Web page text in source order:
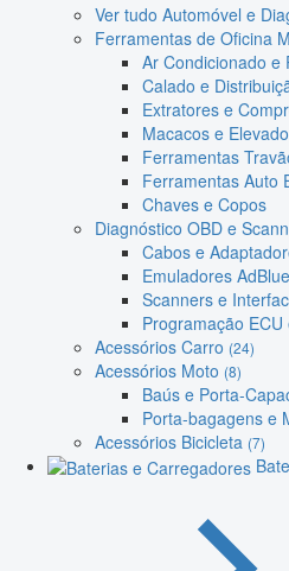
Ver tudo Automóvel e
Ferramentas de Oficina
Ar Condicionado e
Calado e
Extratores e
Macacos e
Ferramentas
Ferramentas Auto
Chaves e Copos
Diagnóstico OBD e
Cabos e
Emuladores AdBlue
Scanners e
Programação
Acessórios Carro (24)
Acessórios Moto (8)
Baús e Porta-
Porta-bagagens e
Acessórios Bicicleta (7)